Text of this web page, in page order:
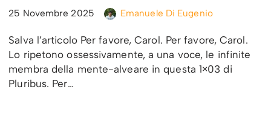
25 Novembre 2025 Emanuele Di Eugenio
Salva l’articolo Per favore, Carol. Per favore, Carol.
Lo ripetono ossessivamente, a una voce, le infinite
membra della mente-alveare in questa 1×03 di
Pluribus. Per…